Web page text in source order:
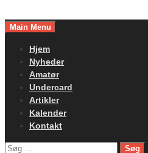
toMain Menu
Hjem
Nyheder
Amatør
Undercard
Artikler
Kalender
Kontakt
Søg